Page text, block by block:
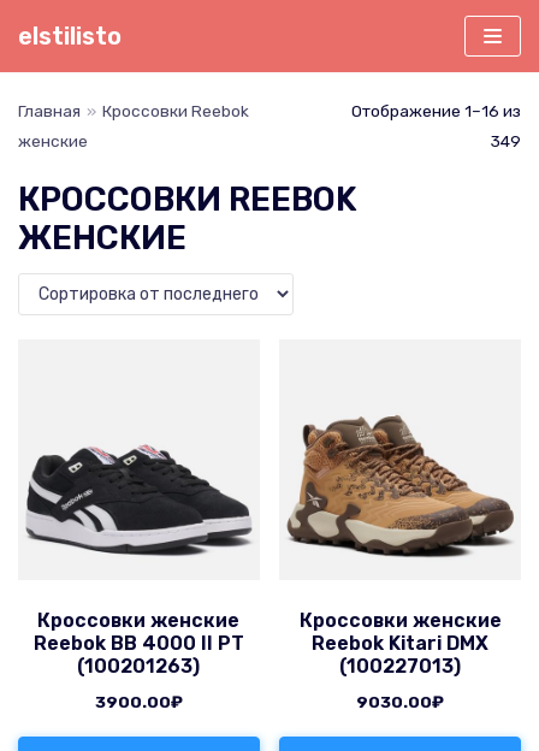
Перейти
elstilisto
Главная » Кроссовки Reebok
женские
Отображение 1–16 из
349
КРОССОВКИ REEBOK
ЖЕНСКИЕ
Кроссовки женские
Reebok BB 4000 II PT
(100201263)
3900.00₽
Кроссовки женские
Reebok Kitari DMX
(100227013)
9030.00₽